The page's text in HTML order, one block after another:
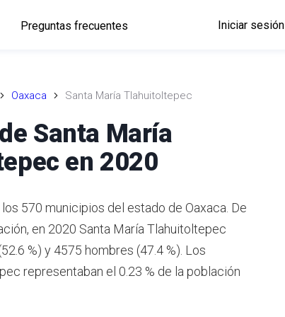
Preguntas frecuentes Iniciar sesión
Oaxaca Santa María Tlahuitoltepec
Santa María
en 2020
570 municipios del estado de Oaxaca. De
en 2020 Santa María Tlahuitoltepec
%) y 4575 hombres (47.4 %). Los
representaban el 0.23 % de la población